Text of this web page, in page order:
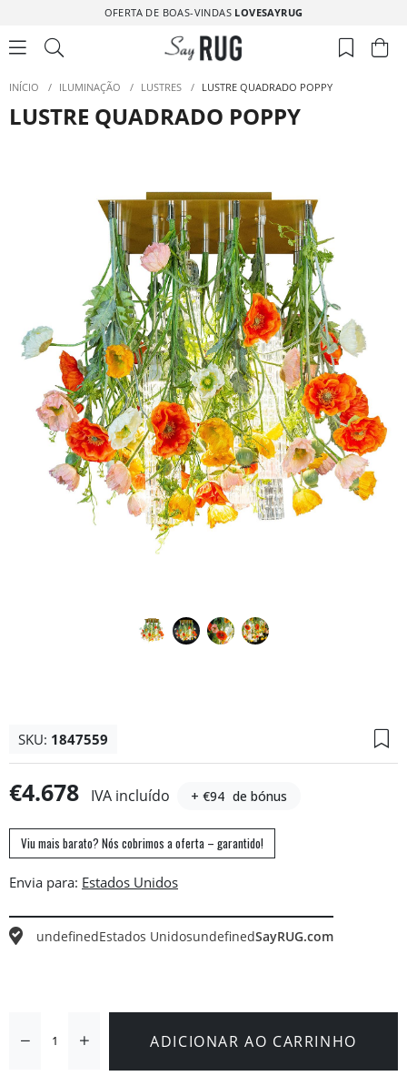
OFERTA DE BOAS-VINDAS LOVESAYRUG
INÍCIO / ILUMINAÇÃO / LUSTRES / LUSTRE QUADRADO POPPY
LUSTRE QUADRADO POPPY
SKU: 1847559
€4.678 IVA incluído + €94 de bónus
Viu mais barato? Nós cobrimos a oferta – garantido!
Envia para:
undefinedEstados UnidosundefinedSayRUG.com
ADICIONAR AO CARRINHO